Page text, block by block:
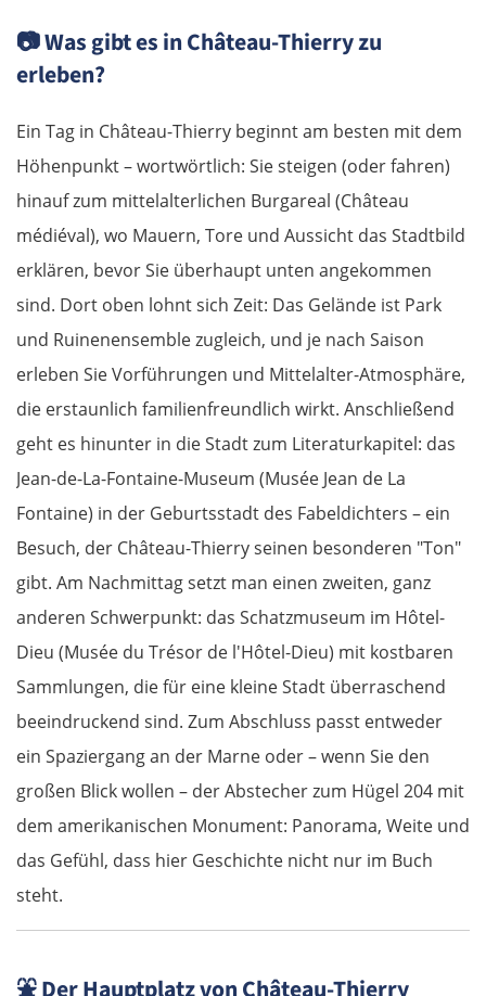
📷Was gibt es in Château-Thierry zu
erleben?
Ein Tag in Château-Thierry beginnt am besten mit dem
Höhenpunkt – wortwörtlich: Sie steigen (oder fahren)
hinauf zum mittelalterlichen Burgareal (Château
médiéval), wo Mauern, Tore und Aussicht das Stadtbild
erklären, bevor Sie überhaupt unten angekommen
sind. Dort oben lohnt sich Zeit: Das Gelände ist Park
und Ruinenensemble zugleich, und je nach Saison
erleben Sie Vorführungen und Mittelalter-Atmosphäre,
die erstaunlich familienfreundlich wirkt. Anschließend
geht es hinunter in die Stadt zum Literaturkapitel: das
Jean-de-La-Fontaine-Museum (Musée Jean de La
Fontaine) in der Geburtsstadt des Fabeldichters – ein
Besuch, der Château-Thierry seinen besonderen "Ton"
gibt. Am Nachmittag setzt man einen zweiten, ganz
anderen Schwerpunkt: das Schatzmuseum im Hôtel-
Dieu (Musée du Trésor de l'Hôtel-Dieu) mit kostbaren
Sammlungen, die für eine kleine Stadt überraschend
beeindruckend sind. Zum Abschluss passt entweder
ein Spaziergang an der Marne oder – wenn Sie den
großen Blick wollen – der Abstecher zum Hügel 204 mit
dem amerikanischen Monument: Panorama, Weite und
das Gefühl, dass hier Geschichte nicht nur im Buch
steht.